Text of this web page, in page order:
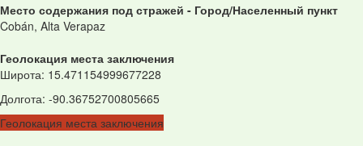
Место содержания под стражей - Город/Населенный пункт
Cobán, Alta Verapaz
Геолокация места заключения
Широта: 15.471154999677228
Долгота: -90.36752700805665
Геолокация места заключения